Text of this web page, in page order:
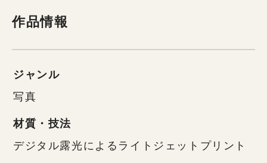
作品情報
ジャンル
写真
材質・技法
デジタル露光によるライトジェットプリント